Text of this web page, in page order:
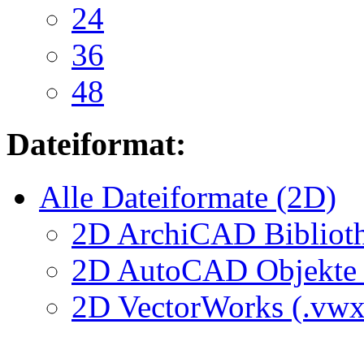
24
36
48
Dateiformat:
Alle Dateiformate (2D)
2D ArchiCAD
2D AutoCAD
2D VectorWorks